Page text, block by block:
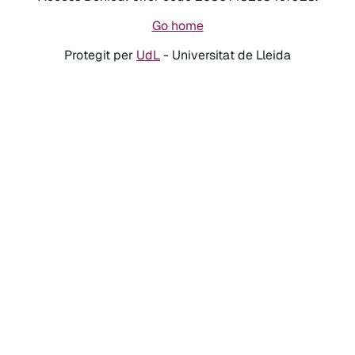
Go home
Protegit per UdL- Universitat de Lleida